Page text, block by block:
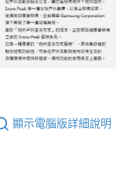
顯示電腦版詳細說明